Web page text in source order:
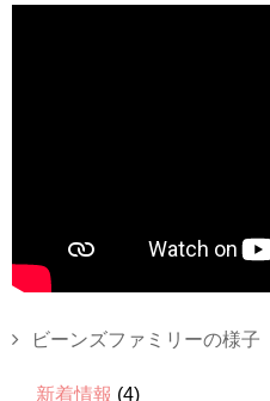
ビーンズファミリーの様子
新着情報 (4)